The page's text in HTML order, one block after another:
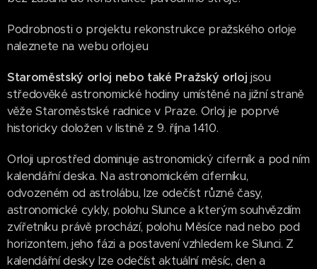
Podrobnosti o projektu rekonstrukce pražského orloje
naleznete na webu orloj.eu
Staroměstský orloj nebo také Pražský orloj jsou
středověké astronomické hodiny umístěné na jižní straně
věže Staroměstské radnice v Praze. Orloj je poprvé
historicky doložen v listině z 9. října 1410.
Orloji uprostřed dominuje astronomický ciferník a pod ním
kalendářní deska. Na astronomickém ciferníku,
odvozeném od astrolábu, lze odečíst různé časy,
astronomické cykly, polohu Slunce a kterým souhvězdím
zvířetníku právě prochází, polohu Měsíce nad nebo pod
horizontem, jeho fázi a postavení vzhledem ke Slunci. Z
kalendářní desky lze odečíst aktuální měsíc, den a